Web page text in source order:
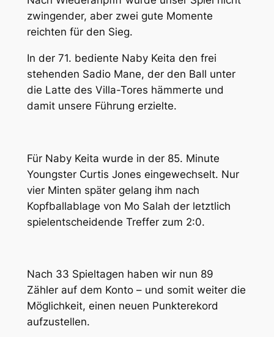
zwingender, aber zwei gute Momente
reichten für den Sieg.
In der 71. bediente Naby Keita den frei
stehenden Sadio Mane, der den Ball unter
die Latte des Villa-Tores hämmerte und
damit unsere Führung erzielte.
Für Naby Keita wurde in der 85. Minute
Youngster Curtis Jones eingewechselt. Nur
vier Minten später gelang ihm nach
Kopfballablage von Mo Salah der letztlich
spielentscheidende Treffer zum 2:0.
Nach 33 Spieltagen haben wir nun 89
Zähler auf dem Konto – und somit weiter die
Möglichkeit, einen neuen Punkterekord
aufzustellen.